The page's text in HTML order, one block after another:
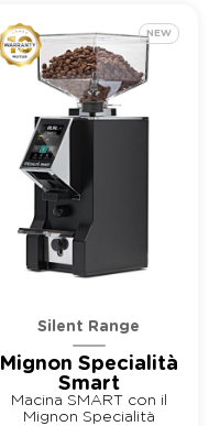
NEW
Silent Range
Mignon Specialità
Smart
Macina SMART con il
Mignon Specialità